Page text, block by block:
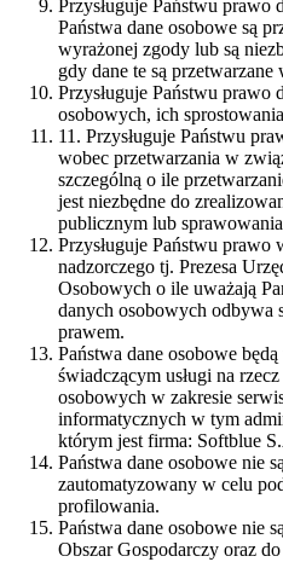
Przysługuje Państwu prawo
Państwa dane osobowe są
wyrażonej zgody lub są
gdy dane te są
Przysługuje Państwu prawo
osobowych, ich
11. Przysługuje Państwu
wobec przetwarzania w
szczególną o ile
jest niezbędne do
publicznym lub
Przysługuje Państwu prawo
nadzorczego tj. Prezesa
Osobowych o ile uważają
danych osobowych odbywa
prawem.
Państwa dane osobowe
świadczącym usługi na
osobowych w zakresie
informatycznych w tym
którym jest firma: Softblue
Państwa dane osobowe nie
zautomatyzowany w celu
profilowania.
Państwa dane osobowe nie
Obszar Gospodarczy oraz